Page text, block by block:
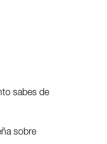
sabes de
sobre